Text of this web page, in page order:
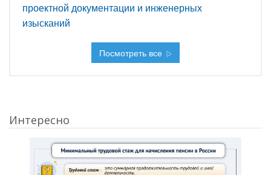
проектной документации и инженерных
изысканий
Посмотреть все
Интересно